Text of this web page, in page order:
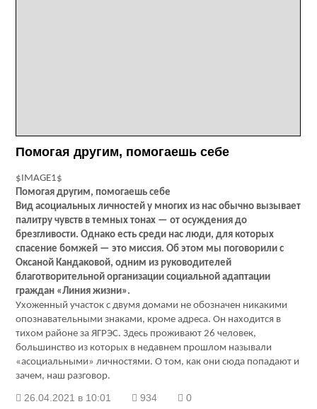
Помогая другим, помогаешь себе
$IMAGE1$
Помогая другим, помогаешь себе
Вид асоциальных личностей у многих из нас обычно вызывает
палитру чувств в темных тонах — от осуждения до
брезгливости. Однако есть среди нас люди, для которых
спасение бомжей — это миссия. Об этом мы поговорили с
Оксаной Кандаковой, одним из руководителей
благотворительной организации социальной адаптации
граждан «Линия жизни».
Ухоженный участок с двумя домами не обозначен никакими
опознавательными знаками, кроме адреса. Он находится в
тихом районе за ЯГРЭС. Здесь проживают 26 человек,
большинство из которых в недавнем прошлом называли
«асоциальными» личностями. О том, как они сюда попадают и
зачем, наш разговор.
26.04.2021 в 10:01 934 0